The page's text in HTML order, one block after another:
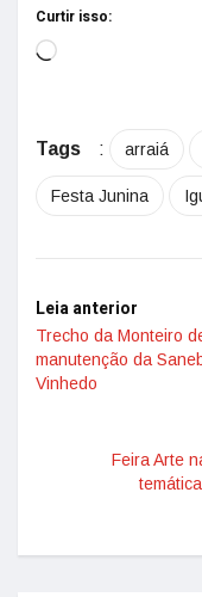
Curtir isso:
Tags : arraiá
Festa Junina
Leia anterior
Trecho da Monteiro
manutenção da
Vinhedo
Feira Arte